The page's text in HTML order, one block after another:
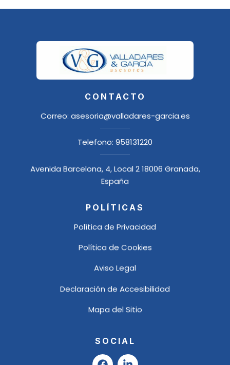
CONTACTO
Correo: asesoria@valladares-garcia.es
Telefono: 958131220
Avenida Barcelona, 4, Local 2 18006 Granada,
España
POLÍTICAS
Política de Privacidad
Política de Cookies
Aviso Legal
Declaración de Accesibilidad
Mapa del Sitio
SOCIAL
F
L